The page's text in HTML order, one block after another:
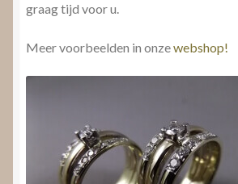
graag tijd voor u.
Meer voorbeelden in onzewebshop!